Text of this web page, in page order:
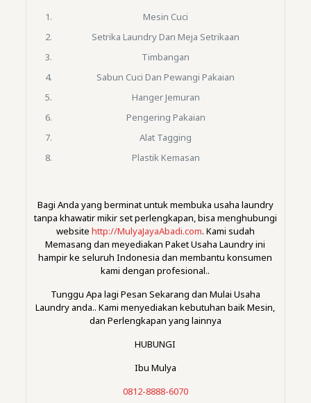
Mesin Cuci
Setrika Laundry Dan Meja Setrikaan
Timbangan
Sabun Cuci Dan Pewangi Pakaian
Hanger Jemuran
Pengering Pakaian
Alat Tagging
Plastik Kemasan
Bagi Anda yang berminat untuk membuka usaha laundry
tanpa khawatir mikir set perlengkapan, bisa menghubungi
website http://MulyaJayaAbadi.com. Kami sudah
Memasang dan meyediakan Paket Usaha Laundry ini
hampir ke seluruh Indonesia dan membantu konsumen
kami dengan profesional..
Tunggu Apa lagi Pesan Sekarang dan Mulai Usaha
Laundry anda.. Kami menyediakan kebutuhan baik Mesin,
dan Perlengkapan yang lainnya
HUBUNGI
Ibu Mulya
0812-8888-6070